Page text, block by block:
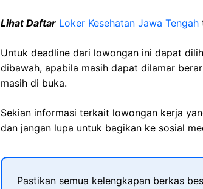
Lihat Daftar Loker Kesehatan Jawa Tengah
Untuk deadline dari lowongan ini dapat
dibawah, apabila masih dapat dilamar
masih di buka.
Sekian informasi terkait lowongan kerja
dan jangan lupa untuk bagikan ke sosial
Pastikan semua kelengkapan berkas